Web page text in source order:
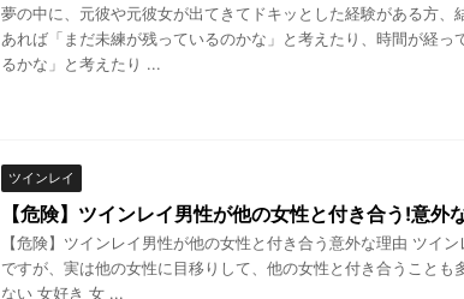
夢の中に、元彼や元彼女が出てきてドキッとした経験がある方、
あれば「まだ未練が残っているのかな」と考えたり、時間が経
るかな」と考えたり ...
ツインレイ
【危険】ツインレイ男性が他の女性と付き合う!意外
【危険】ツインレイ男性が他の女性と付き合う意外な理由 ツイ
ですが、実は他の女性に目移りして、他の女性と付き合うことも
ない 女好き 女 ...